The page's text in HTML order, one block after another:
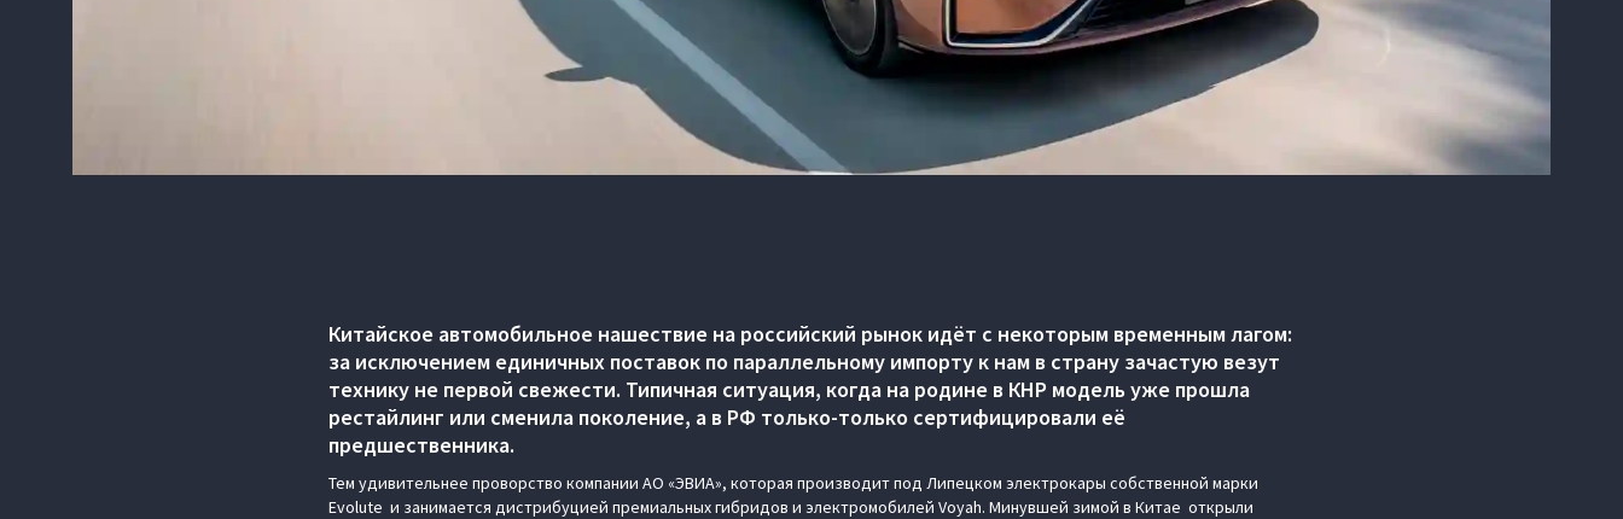
Китайское автомобильное нашествие на российский рынок идёт с некоторым временным лагом:
за исключением единичных поставок по параллельному импорту к нам в страну зачастую везут
технику не первой свежести. Типичная ситуация, когда на родине в КНР модель уже прошла
рестайлинг или сменила поколение, а в РФ только-только сертифицировали её
предшественника.
Тем удивительнее проворство компании АО «ЭВИА», которая производит под Липецком электрокары собственной марки
Evolute и занимается дистрибуцией премиальных гибридов и электромобилей Voyah. Минувшей зимой в Китае открыли